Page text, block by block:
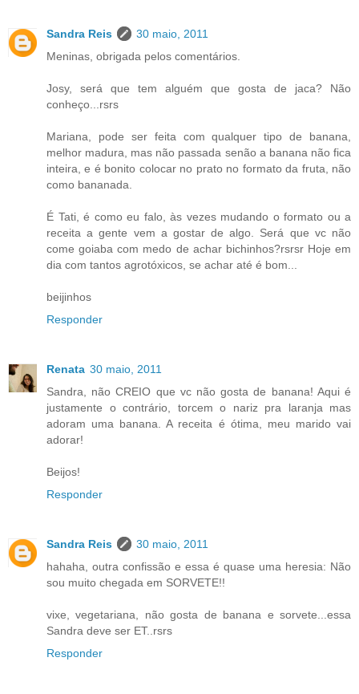
Sandra Reis
30 maio, 2011
Meninas, obrigada pelos comentários.
Josy, será que tem alguém que gosta de jaca? Não
conheço...rsrs
Mariana, pode ser feita com qualquer tipo de banana,
melhor madura, mas não passada senão a banana não fica
inteira, e é bonito colocar no prato no formato da fruta, não
como bananada.
É Tati, é como eu falo, às vezes mudando o formato ou a
receita a gente vem a gostar de algo. Será que vc não
come goiaba com medo de achar bichinhos?rsrsr Hoje em
dia com tantos agrotóxicos, se achar até é bom...
beijinhos
Responder
Renata 30 maio, 2011
Sandra, não CREIO que vc não gosta de banana! Aqui é
justamente o contrário, torcem o nariz pra laranja mas
adoram uma banana. A receita é ótima, meu marido vai
adorar!
Beijos!
Responder
Sandra Reis
30 maio, 2011
hahaha, outra confissão e essa é quase uma heresia: Não
sou muito chegada em SORVETE!!
vixe, vegetariana, não gosta de banana e sorvete...essa
Sandra deve ser ET..rsrs
Responder